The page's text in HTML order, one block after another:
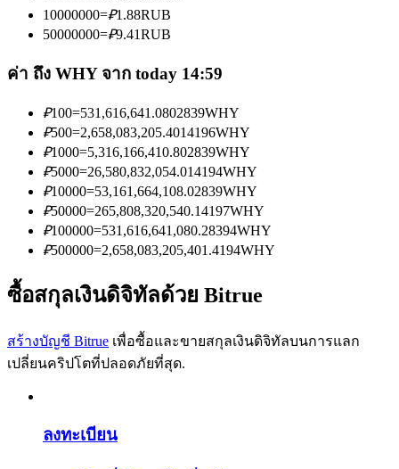
ข้อมูล
การวิเคราะห์ข้อมูลขนาดใหญ่ รวมถึงข้อมูลการค้า ฯลฯ
แนะนำ
คู่มือเริ่มต้นฟิวเจอร์ส
10000000=₽1.88RUB
50000000=₽9.41RUB
ค่า ถึง WHY จาก today 14:59
₽100=531,616,641.0802839WHY
₽500=2,658,083,205.4014196WHY
₽1000=5,316,166,410.802839WHY
₽5000=26,580,832,054.014194WHY
₽10000=53,161,664,108.02839WHY
₽50000=265,808,320,540.14197WHY
₽100000=531,616,641,080.28394WHY
₽500000=2,658,083,205,401.4194WHY
ซื้อสกุลเงินดิจิทัลด้วย Bitrue
สร้างบัญชี Bitrue เพื่อซื้อและขายสกุลเงินดิจิทัลบนการแลก
เปลี่ยนคริปโตที่ปลอดภัยที่สุด.
ลงทะเบียน